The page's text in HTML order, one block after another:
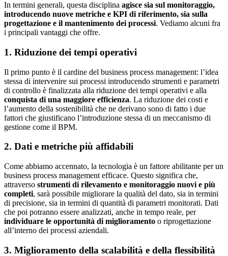
In termini generali, questa disciplina agisce sia sul monitoraggio,
introducendo nuove metriche e KPI di riferimento, sia sulla
progettazione e il mantenimento dei processi. Vediamo alcuni fra
i principali vantaggi che offre.
1. Riduzione dei tempi operativi
Il primo punto è il cardine del business process management: l’idea
stessa di intervenire sui processi introducendo strumenti e parametri
di controllo è finalizzata alla riduzione dei tempi operativi e alla
conquista di una maggiore efficienza. La riduzione dei costi e
l’aumento della sostenibilità che ne derivano sono di fatto i due
fattori che giustificano l’introduzione stessa di un meccanismo di
gestione come il BPM.
2. Dati e metriche più affidabili
Come abbiamo accennato, la tecnologia è un fattore abilitante per un
business process management efficace. Questo significa che,
attraverso strumenti di rilevamento e monitoraggio nuovi e più
completi, sarà possibile migliorare la qualità del dato, sia in termini
di precisione, sia in termini di quantità di parametri monitorati. Dati
che poi potranno essere analizzati, anche in tempo reale, per
individuare le opportunità di miglioramento o riprogettazione
all’interno dei processi aziendali.
3. Miglioramento della scalabilità e della flessibilità